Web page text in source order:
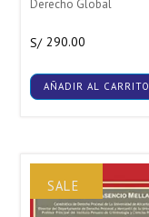
Derecho Global
S/ 290.00
AÑADIR AL CARRITO
SALE